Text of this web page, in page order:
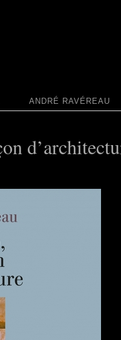
ANDRÉ RAVÉREAU